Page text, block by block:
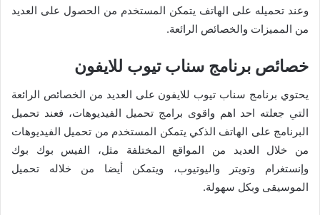
وعند تحميله على الهاتف يتمكن المستخدم من الحصول على العديد
من المميزات والخصائص الرائعة.
خصائص برنامج سناب تيوب للايفون
يحتوي برنامج سناب تيوب للايفون على العديد من الخصائص الرائعة
التي جعلته احد اهم واقوى برامج تحميل الفيديوهات، فعند تحميل
البرنامج على الهاتف الذكي يتمكن المستخدم من تحميل الفيديوهات
من خلال العديد من المواقع المختلفة مثل، الفيس بوك بوك
وإنستغرام وتويتر واليوتيوب، ويتمكن أيضا من خلاله تحميل
الموسيقى وبكل سهولة.